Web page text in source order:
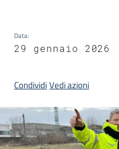
su
Data:
29 gennaio 2026
CondividiVedi azioni